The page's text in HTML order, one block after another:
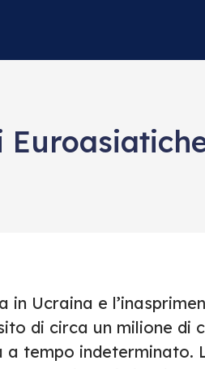
Ucraina e
di circa un milione di
a tempo indeterminato.